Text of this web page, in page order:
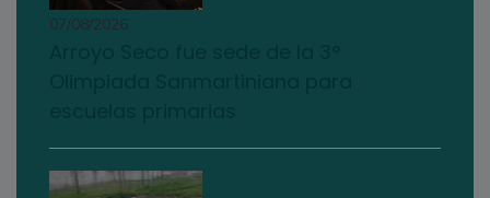
07/08/2026